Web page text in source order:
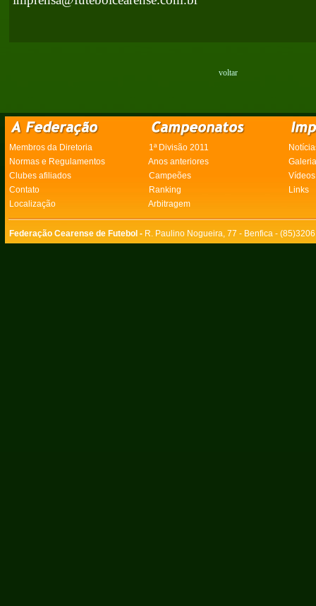
voltar
Membros da Diretoria 1ª Divisão 2011
Normas e Regulamentos
Anos anteriores
Clubes afiliados
Campeões
Vídeos
Contato
Ranking
Links
Localização
Arbitragem
Federação Cearense de Futebol - R. Paulino Nogueira, 77 - Benfica -